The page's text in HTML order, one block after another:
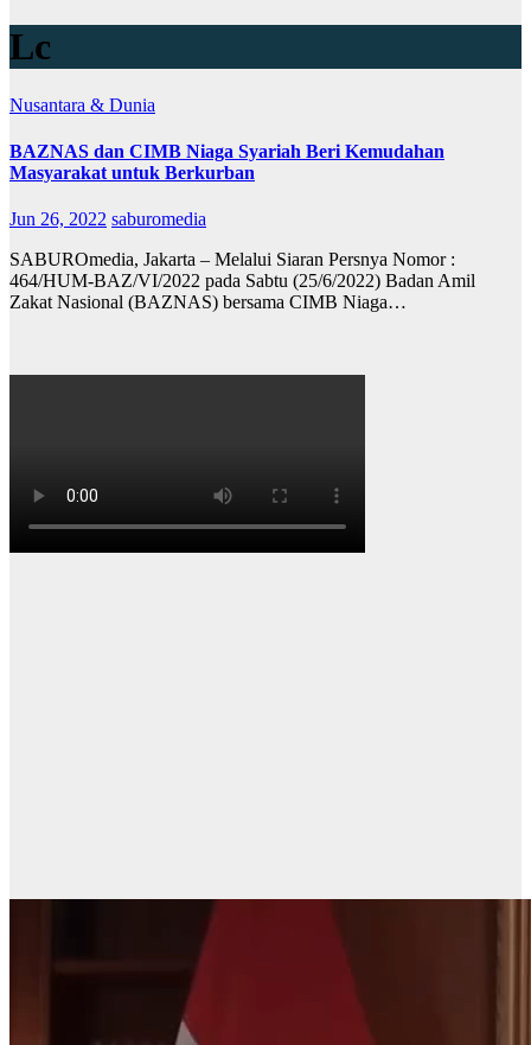
Lc
Nusantara & Dunia
BAZNAS dan CIMB Niaga Syariah Beri Kemudahan
Masyarakat untuk Berkurban
Jun 26, 2022 saburomedia
SABUROmedia, Jakarta – Melalui Siaran Persnya Nomor :
464/HUM-BAZ/VI/2022 pada Sabtu (25/6/2022) Badan Amil
Zakat Nasional (BAZNAS) bersama CIMB Niaga…